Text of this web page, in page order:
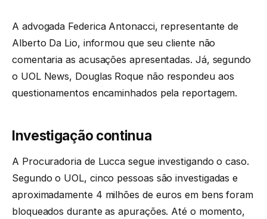
A advogada Federica Antonacci, representante de
Alberto Da Lio, informou que seu cliente não
comentaria as acusações apresentadas. Já, segundo
o UOL News, Douglas Roque não respondeu aos
questionamentos encaminhados pela reportagem.
Investigação continua
A Procuradoria de Lucca segue investigando o caso.
Segundo o UOL, cinco pessoas são investigadas e
aproximadamente 4 milhões de euros em bens foram
bloqueados durante as apurações. Até o momento,